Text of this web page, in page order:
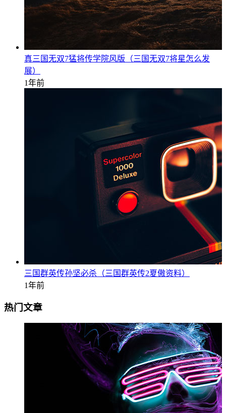
真三国无双7猛将传学院风版（三国无双7将星怎么发
展）
1年前
三国群英传孙坚必杀（三国群英传2夏傲资料）
1年前
热门文章